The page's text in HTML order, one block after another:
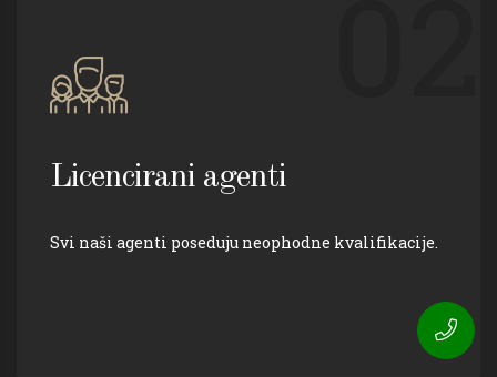
Licencirani agenti
Svi naši agenti poseduju neophodne kvalifikacije.